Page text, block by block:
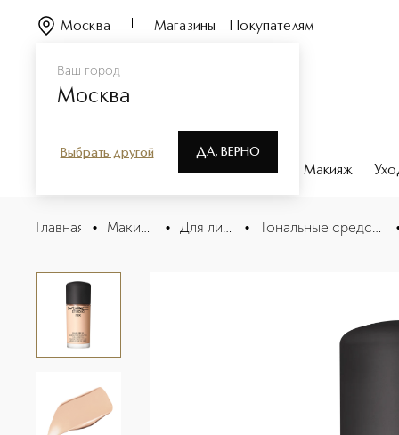
Ваш город
Москва
Выбрать другой ДА, ВЕРНО
Москва Магазины Покупателям
Парфюмерия Макияж
STUDIO FIX ​FLUID SPF 15 24HR MATTE
Описание
Главная • Макияж • Для лица • Тональные средства